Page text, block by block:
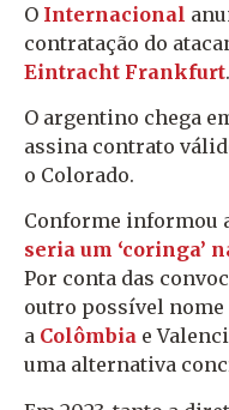
O Internacional
contratação do
Eintracht Frankfurt.
O argentino chega
assina contrato
o Colorado.
Conforme informou
seria um ‘coringa’
Por conta das
outro possível nome
a Colômbia e
uma alternativa